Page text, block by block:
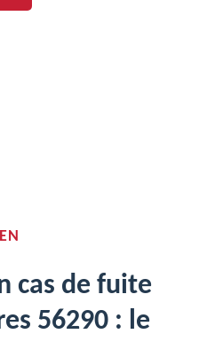
cas de fuite
56290 : le